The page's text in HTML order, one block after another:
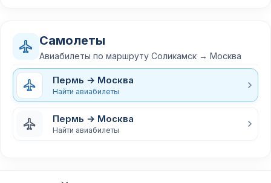
Самолеты
Авиабилеты по маршруту Соликамск → Москва
Пермь → Москва
Найти авиабилеты
Пермь → Москва
Найти авиабилеты